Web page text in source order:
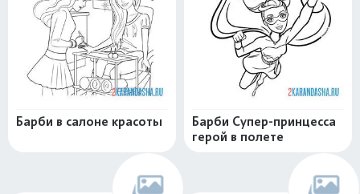
Барби в салоне красоты
Барби Супер-принцесса
герой в полете